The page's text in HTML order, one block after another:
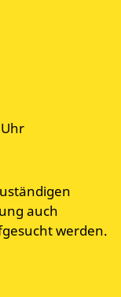
auch
werden.